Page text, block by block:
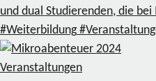
und dual Studierenden, die
#Weiterbildung
Veranstaltungen